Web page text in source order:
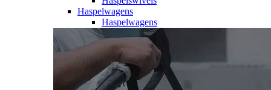
Haspelwagens
Haspelwagens